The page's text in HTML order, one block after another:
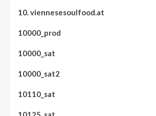
10. viennesesoulfood.at
10000_prod
10000_sat
10000_sat2
10110_sat